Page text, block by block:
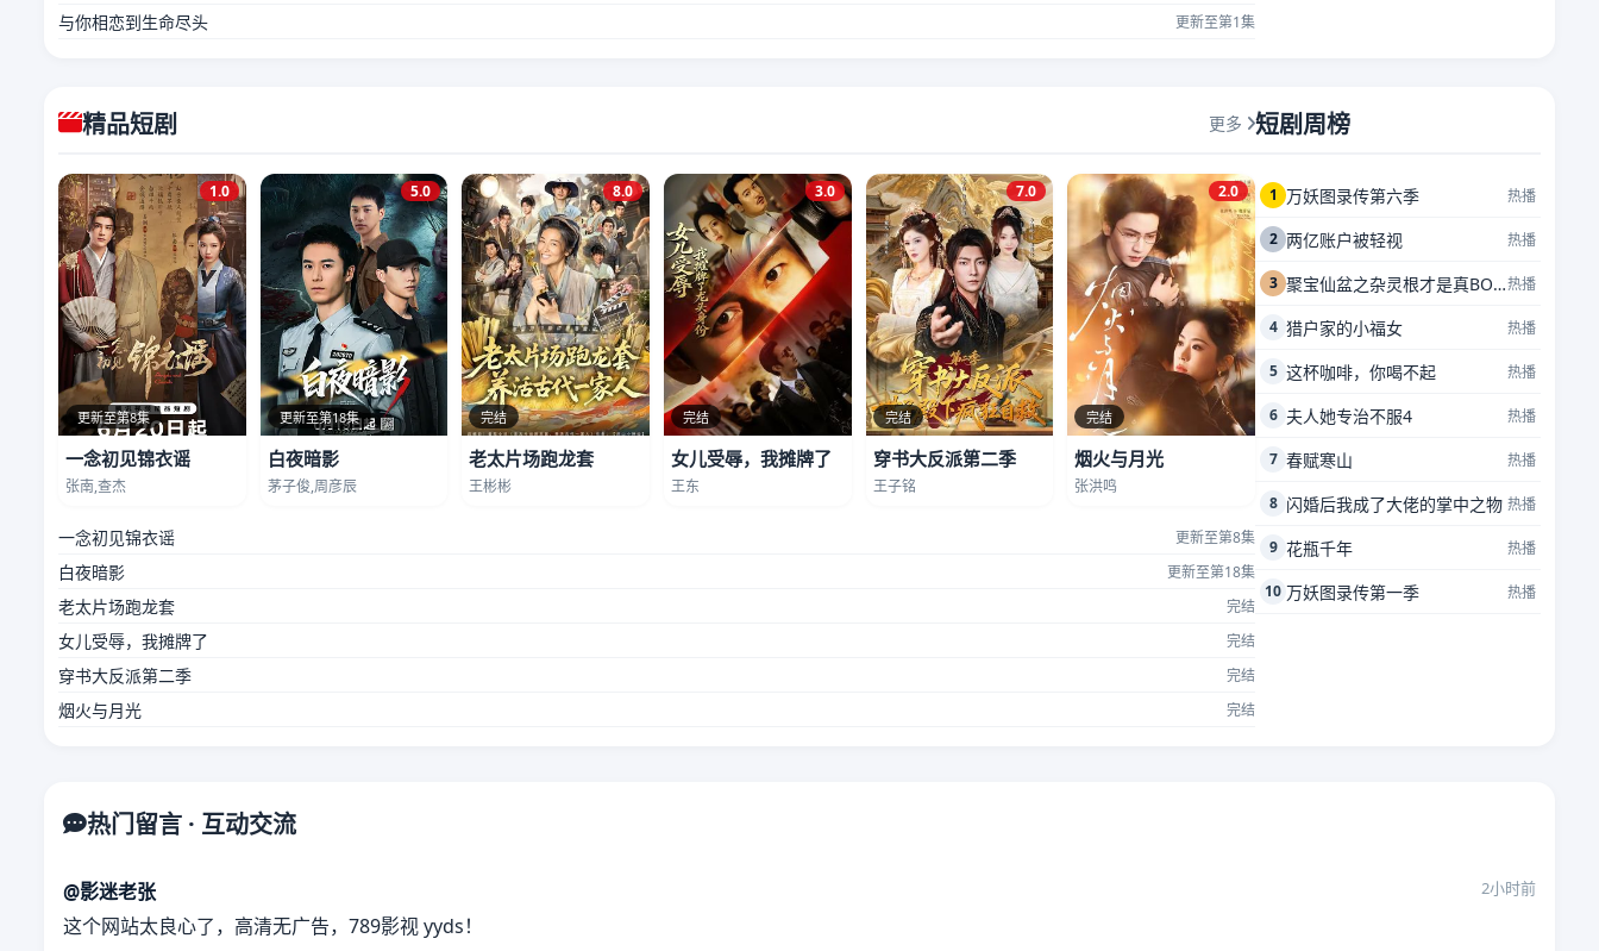
与你相恋到生命尽头 更新至第1集
精品短剧 更多
更新至第8集
1.0
一念初见锦衣谣
张南,查杰
更新至第18集
5.0
白夜暗影
茅子俊,周彦辰
完结
8.0
老太片场跑龙套
王彬彬
完结
3.0
女儿受辱，我摊牌了
王东
完结
7.0
穿书大反派第二季
王子铭
完结
2.0
烟火与月光
张洪鸣
一念初见锦衣谣 更新至第8集
白夜暗影 更新至第18集
老太片场跑龙套 完结
女儿受辱，我摊牌了 完结
穿书大反派第二季 完结
烟火与月光 完结
短剧周榜
1 万妖图录传第六季 热播
2 两亿账户被轻视 热播
3 聚宝仙盆之杂灵根才是真BOSS热播
4 猎户家的小福女 热播
5 这杯咖啡，你喝不起 热播
6 夫人她专治不服4 热播
7 春赋寒山 热播
8 闪婚后我成了大佬的掌中之物 热播
9 花瓶千年 热播
10 万妖图录传第一季 热播
热门留言 · 互动交流
@影迷老张 2小时前
这个网站太良心了，高清无广告，789影视 yyds！